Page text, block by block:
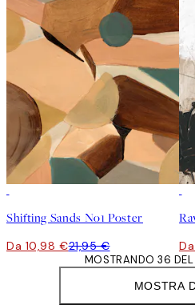
Shifting Sands No1 Poster
Da 10,98 €21,95 €
MOSTRA
MOSTRANDO 36